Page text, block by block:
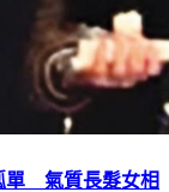
單 氣質長髮女相